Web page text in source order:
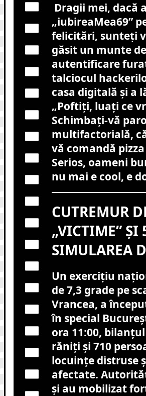
Dragii mei, dacă
„iubireaMea69”
felicitări, sunteți
găsit un munte
autentificare
talciocul
casa digitală și a
„Poftiți, luați ce
Schimbați-vă
multifactorială,
vă comandă
Serios, oameni
nu mai e cool, e
CUTREMUR
„VICTIME” ȘI
SIMULAREA
Un exercițiu
de 7,3 grade pe
Vrancea, a
în special
ora 11:00,
răniți și 710
locuințe distruse
afectate.
și au mobilizat